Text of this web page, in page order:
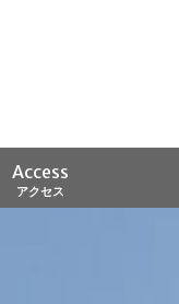
Access
アクセス